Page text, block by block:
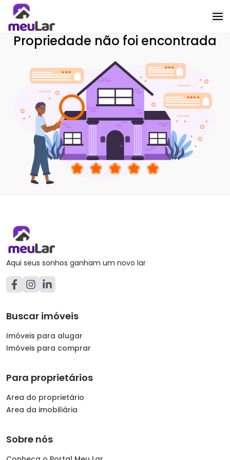
Propriedade não foi encontrada
Aqui seus sonhos ganham um novo lar
Buscar imóveis
Imóveis para alugar
Imóveis para comprar
Para proprietários
Area do proprietário
Area da imobiliária
Sobre nós